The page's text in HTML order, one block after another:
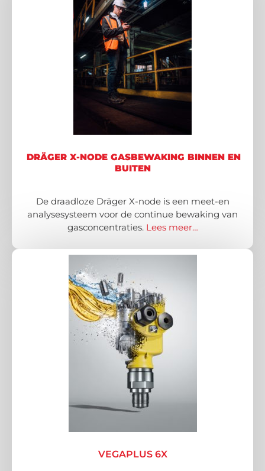
DRÄGER X-NODE GASBEWAKING BINNEN EN
BUITEN
De draadloze Dräger X-node is een meet-en
analysesysteem voor de continue bewaking van
gasconcentraties. Lees meer…
VEGAPLUS 6X